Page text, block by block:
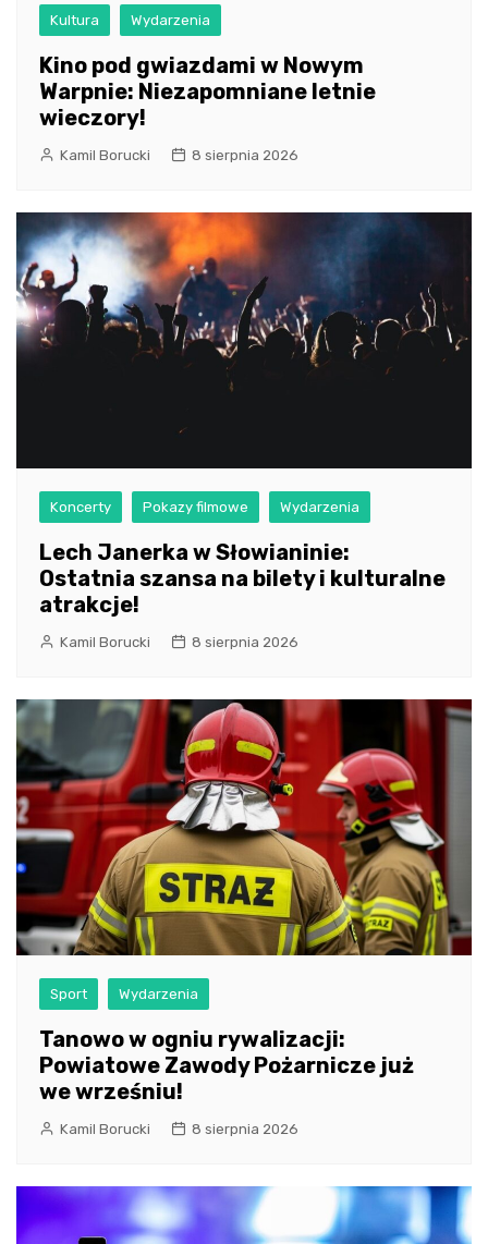
Kultura Wydarzenia
Kino pod gwiazdami w Nowym
Warpnie: Niezapomniane letnie
wieczory!
Kamil Borucki 8 sierpnia 2026
Koncerty Pokazy filmowe Wydarzenia
Lech Janerka w Słowianinie:
Ostatnia szansa na bilety i kulturalne
atrakcje!
Kamil Borucki 8 sierpnia 2026
Sport Wydarzenia
Tanowo w ogniu rywalizacji:
Powiatowe Zawody Pożarnicze już
we wrześniu!
Kamil Borucki 8 sierpnia 2026